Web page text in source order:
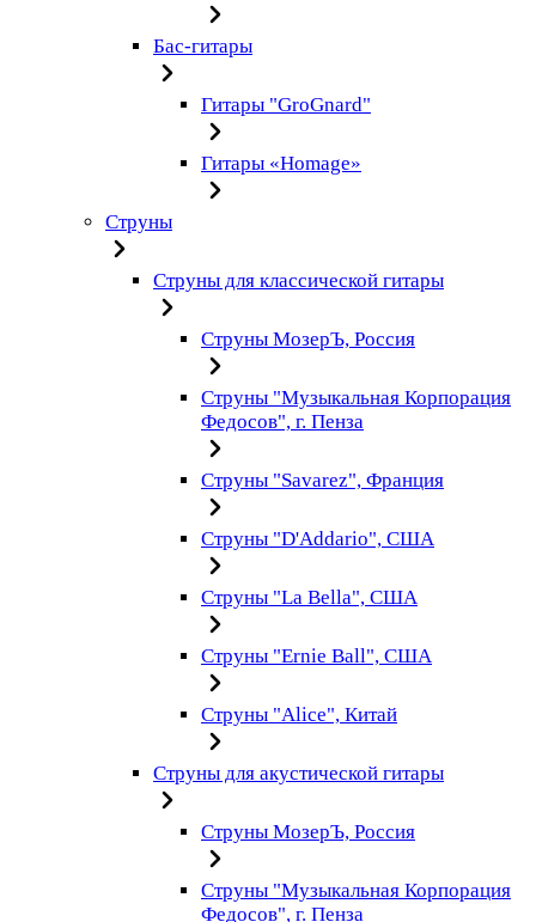
Бас-гитары
Гитары "GroGnard"
Гитары «Homage»
Струны
Струны для классической гитары
Струны МозерЪ, Россия
Струны "Музыкальная Корпорация
Федосов", г. Пенза
Струны "Savarez", Франция
Струны "D'Addario", США
Струны "La Bella", США
Струны "Ernie Ball", США
Струны "Alice", Китай
Струны для акустической гитары
Струны МозерЪ, Россия
Струны "Музыкальная Корпорация
Федосов", г. Пенза